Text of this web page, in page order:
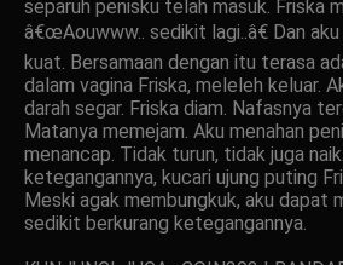
separuh penisku telah masuk. Friska
â€œAouwww.. sedikit lagi..â€ Dan
kuat. Bersamaan dengan itu terasa
dalam vagina Friska, meleleh keluar.
darah segar. Friska diam. Nafasnya
Matanya memejam. Aku menahan
menancap. Tidak turun, tidak juga
ketegangannya, kucari ujung puting
Meski agak membungkuk, aku dapat
sedikit berkurang ketegangannya.